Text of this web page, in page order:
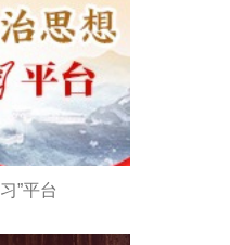
”平台